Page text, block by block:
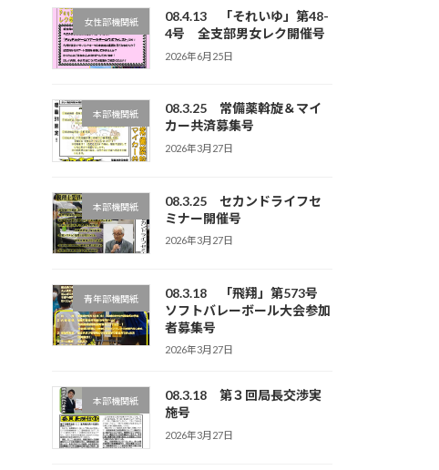
女性部機関紙
08.4.13 「それいゆ」第48-
4号 全支部男女レク開催号
2026年6月25日
本部機関紙
08.3.25 常備薬斡旋＆マイ
カー共済募集号
2026年3月27日
本部機関紙
08.3.25 セカンドライフセ
ミナー開催号
2026年3月27日
青年部機関紙
08.3.18 「飛翔」第573号
ソフトバレーボール大会参加
者募集号
2026年3月27日
本部機関紙
08.3.18 第３回局長交渉実
施号
2026年3月27日